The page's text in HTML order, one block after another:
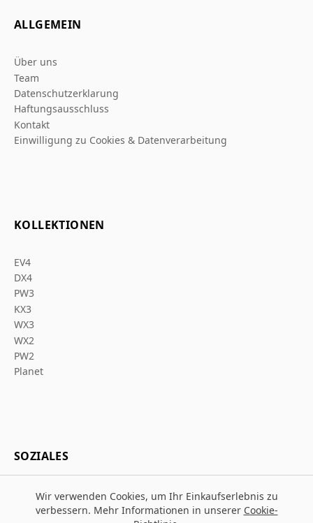
ALLGEMEIN
Über uns
Team
Datenschutzerklarung
Haftungsausschluss
Kontakt
Einwilligung zu Cookies & Datenverarbeitung
KOLLEKTIONEN
EV4
DX4
PW3
KX3
WX3
WX2
PW2
Planet
SOZIALES
Wir verwenden Cookies, um Ihr Einkaufserlebnis zu
verbessern. Mehr Informationen in unserer Cookie-